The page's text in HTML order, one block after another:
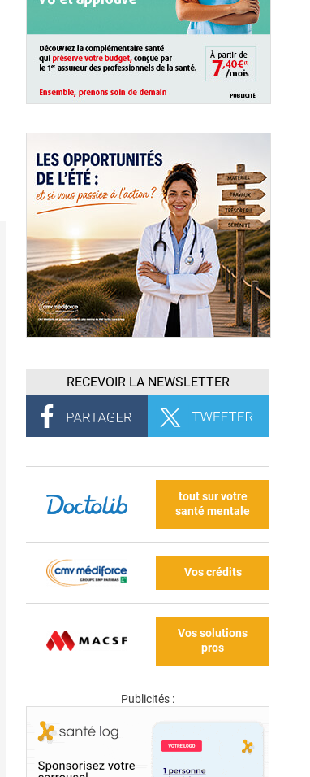
RECEVOIR LA NEWSLETTER
tout sur votre
santé mentale
Vos crédits
Vos solutions
pros
Publicités :